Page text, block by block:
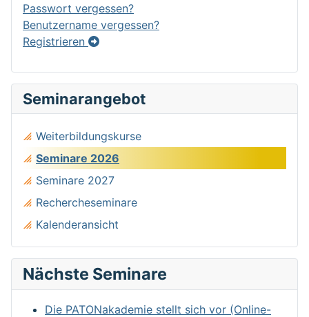
Passwort vergessen?
Benutzername vergessen?
Registrieren
Seminarangebot
Weiterbildungskurse
Seminare 2026
Seminare 2027
Rechercheseminare
Kalenderansicht
Nächste Seminare
Die PATONakademie stellt sich vor (Online-